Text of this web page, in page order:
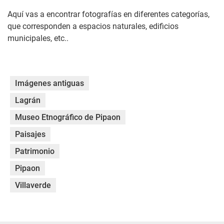
Aquí vas a encontrar fotografías en diferentes categorías,
que corresponden a espacios naturales, edificios
municipales, etc..
Imágenes antiguas
Lagrán
Museo Etnográfico de Pipaon
Paisajes
Patrimonio
Pipaon
Villaverde